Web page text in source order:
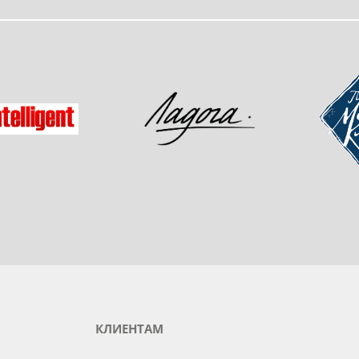
любимого бренда
Ладога
КЛИЕНТАМ